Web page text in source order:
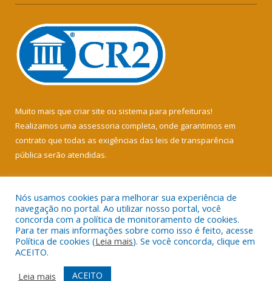
Muito mais que criar site ou sistema para prefeituras!
Realizamos uma assessoria completa, onde garantimos em
contrato que todas as exigências das leis de transparência
pública serão atendidas.
Todos os direitos reservados a Câmara Municipal de Soure.
Mapa do Site
Acessar Área Administrativa
Nós usamos cookies para melhorar sua experiência de
navegação no portal. Ao utilizar nosso portal, você
concorda com a política de monitoramento de cookies.
Para ter mais informações sobre como isso é feito, acesse
Política de cookies (Leia mais). Se você concorda, clique em
ACEITO.
Leia mais
ACEITO